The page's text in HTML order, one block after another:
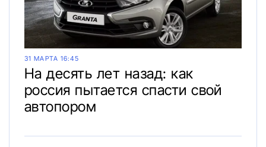
31 МАРТА 16:45
На десять лет назад: как
россия пытается спасти свой
автопором